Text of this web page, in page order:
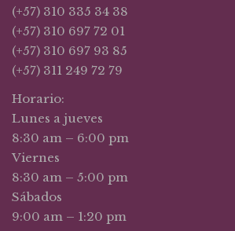
(+57) 310 335 34 38
(+57) 310 697 72 01
(+57) 310 697 93 85
(+57) 311 249 72 79
Horario:
Lunes a jueves
8:30 am – 6:00 pm
Viernes
8:30 am – 5:00 pm
Sábados
9:00 am – 1:20 pm